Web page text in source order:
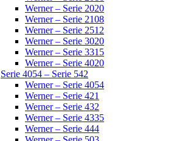
Werner – Serie 2020
Werner – Serie 2108
Werner – Serie 2512
Werner – Serie 3020
Werner – Serie 3315
Werner – Serie 4020
Serie 4054 – Serie 542
Werner – Serie 4054
Werner – Serie 421
Werner – Serie 432
Werner – Serie 4335
Werner – Serie 444